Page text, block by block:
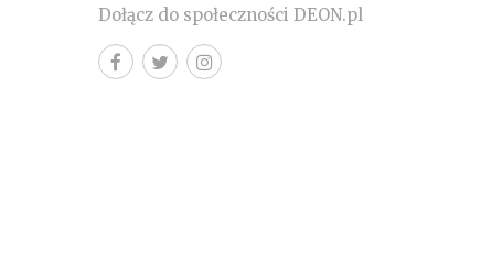
Dołącz do społeczności DEON.pl